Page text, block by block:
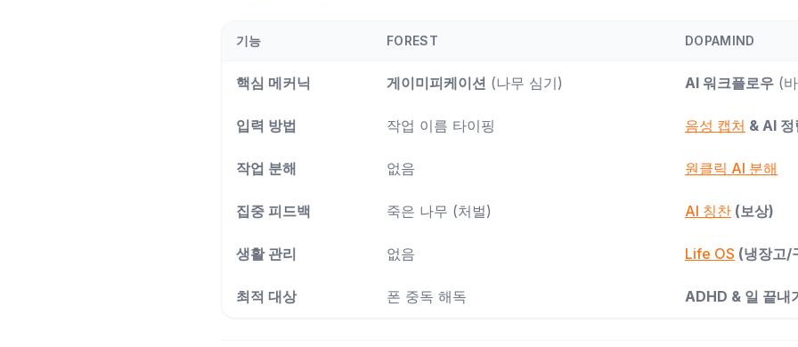
기능 FOREST DOPAMIND
핵심 메커닉 게이미피케이션 (나무 심기) AI 워크플로우 (
입력 방법 작업 이름 타이핑 음성 캡처 & AI 정
작업 분해 없음 원클릭 AI 분해
집중 피드백 죽은 나무 (처벌) AI 칭찬 (보상)
생활 관리 없음 Life OS (냉장고/
최적 대상 폰 중독 해독 ADHD & 일 끝내